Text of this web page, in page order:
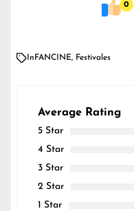
0
In FANCINE, Festivales
Average Rating
5 Star
4 Star
3 Star
2 Star
1 Star